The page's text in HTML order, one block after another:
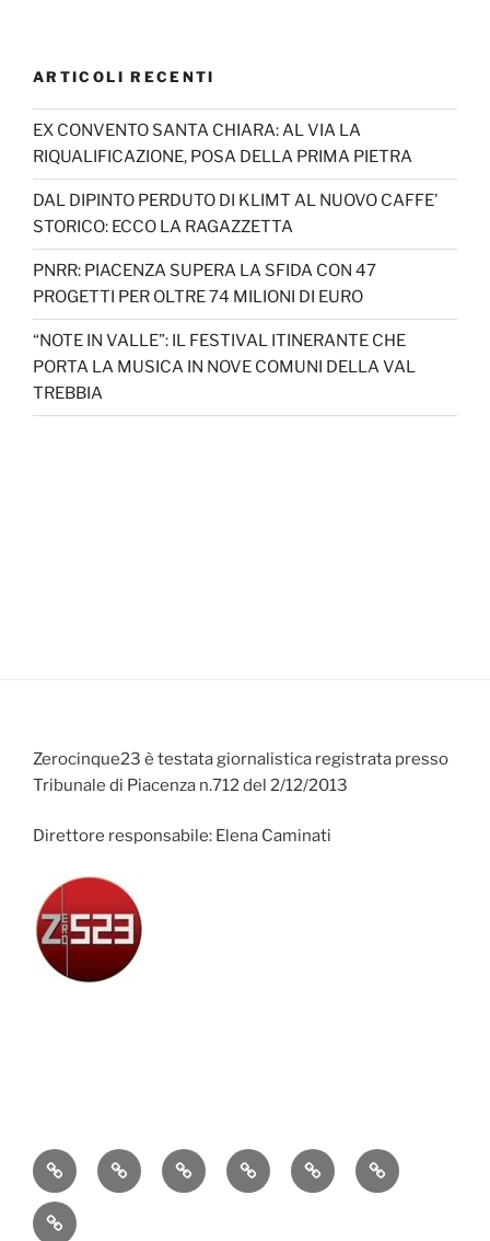
ARTICOLI RECENTI
EX CONVENTO SANTA CHIARA: AL VIA LA
RIQUALIFICAZIONE, POSA DELLA PRIMA PIETRA
DAL DIPINTO PERDUTO DI KLIMT AL NUOVO CAFFE’
STORICO: ECCO LA RAGAZZETTA
PNRR: PIACENZA SUPERA LA SFIDA CON 47
PROGETTI PER OLTRE 74 MILIONI DI EURO
“NOTE IN VALLE”: IL FESTIVAL ITINERANTE CHE
PORTA LA MUSICA IN NOVE COMUNI DELLA VAL
TREBBIA
Zerocinque23 è testata giornalistica registrata presso
Tribunale di Piacenza n.712 del 2/12/2013
Direttore responsabile: Elena Caminati
AttualitàCronacaPolitica EconomiaCultura Sport
Contatti